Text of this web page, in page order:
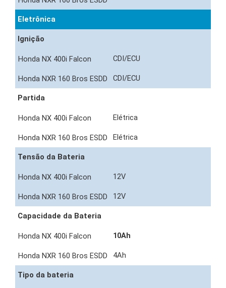
Eletrônica
Ignição
CDI/ECU
CDI/ECU
Partida
Elétrica
Elétrica
Tensão da Bateria
12V
12V
Capacidade da Bateria
10Ah
4Ah
Tipo da bateria